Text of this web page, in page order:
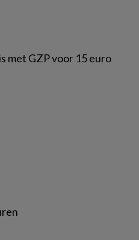
met GZP voor 15 euro